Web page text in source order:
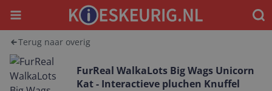
Menu
Terug naar overig
FurReal WalkaLots Big Wags Unicorn
Kat - Interactieve pluchen Knuffel